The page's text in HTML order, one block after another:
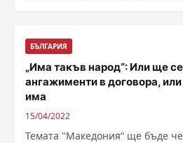
БЪЛГАРИЯ
„Има такъв народ“: Или ще
ангажименти в договора,
има
15/04/2022
Темата "Македония“ ще бъде